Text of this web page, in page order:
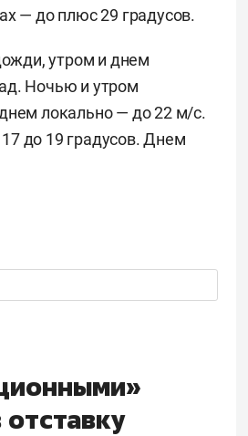
— до плюс 29 градусов.
утром и днем
Ночью и утром
локально — до 22 м/с.
до 19 градусов. Днем